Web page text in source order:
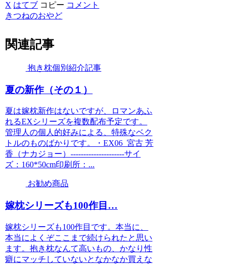
X はてブ コピー コメント
きつねのおやど
関連記事
抱き枕個別紹介記事
夏の新作（その１）
夏は嫁枕新作はないですが、ロマンあふ
れるEXシリーズを複数配布予定です。
管理人の個人的好みによる、特殊なベク
トルのものばかりです。・EX06_宮古 芳
香（ナカジョー）---------------------サイ
ズ：160*50cm印刷所：...
お勧め商品
嫁枕シリーズも100作目…
嫁枕シリーズも100作目です。本当に、
本当によくぞここまで続けられたと思い
ます。抱き枕なんて高いもの、かなり性
癖にマッチしていないとなかなか買えな